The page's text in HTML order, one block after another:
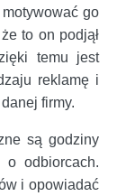
go
to on podjął
temu jest
reklamę i
firmy.
są godziny
o odbiorcach.
i opowiadać